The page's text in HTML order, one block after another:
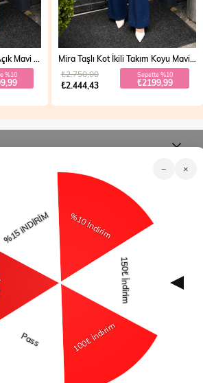
%10
Mira Taşlı Kot İkili Takım Koyu Mavi 19286
₺2.444,43
₺2.750,00 Sepette %10
₺2199,99
- Tüm Hakları Saklıdır.
sunabilmek adına
kullanmaktayız. Detaylı bilgi
− ×